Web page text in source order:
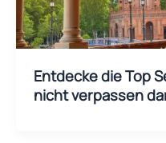
Entdecke die Top
nicht verpassen